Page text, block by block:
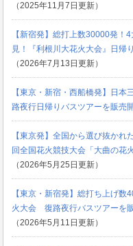
（2025年11月7日更新）
【新宿発】総打上数30000発！
見！『利根川大花火大会』日帰
（2026年7月13日更新）
【東京・新宿・西船橋発】日
路夜行日帰りバスツアーを販売
【東京発】全国から選び抜か
回全国花火競技大会「大曲の花
（2026年5月25日更新）
【東京・新宿発】総打ち上げ
火大会 復路夜行バスツアーを
（2026年5月11日更新）